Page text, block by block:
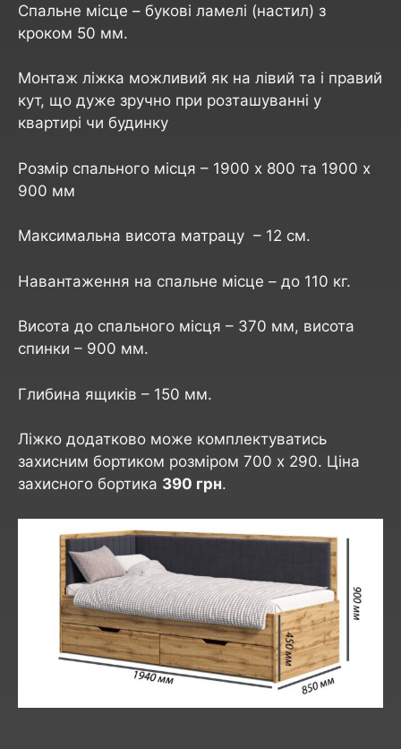
Спальне місце – букові ламелі (настил) з
кроком 50 мм.
Монтаж ліжка можливий як на лівий та і правий
кут, що дуже зручно при розташуванні у
квартирі чи будинку
Розмір спального місця – 1900 х 800 та 1900 х
900 мм
Максимальна висота матрацу – 12 см.
Навантаження на спальне місце – до 110 кг.
Висота до спального місця – 370 мм, висота
спинки – 900 мм.
Глибина ящиків – 150 мм.
Ліжко додатково може комплектуватись
захисним бортиком розміром 700 х 290. Ціна
захисного бортика 390 грн.